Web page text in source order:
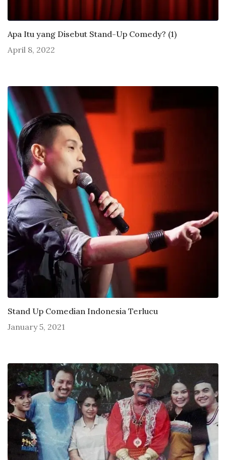
Apa Itu yang Disebut Stand-Up Comedy? (1)
April 8, 2022
Stand Up Comedian Indonesia Terlucu
January 5, 2021